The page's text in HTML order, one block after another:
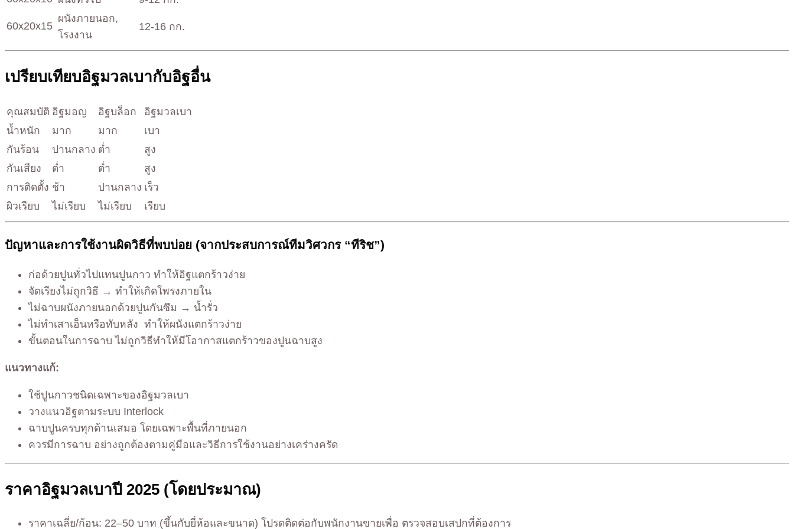
60x20x15
ผนังภายนอก,
โรงงาน
12-16 กก.
เปรียบเทียบอิฐมวลเบากับอิฐอื่น
คุณสมบัติ อิฐมอญ อิฐบล็อก
อิฐมวลเบา
น้ำหนัก
มาก มาก
เบา
กันร้อน
ปานกลาง ต่ำ
สูง
กันเสียง
ต่ำ ต่ำ
สูง
การติดตั้ง ช้า ปานกลาง เร็ว
ผิวเรียบ
ไม่เรียบ ไม่เรียบ เรียบ
ปัญหาและการใช้งานผิดวิธีที่พบบ่อย (จากประสบการณ์ทีมวิศวกร “ทีริช”)
ก่อด้วยปูนทั่วไปแทนปูนกาว ทำให้อิฐแตกร้าวง่าย
จัดเรียงไม่ถูกวิธี → ทำให้เกิดโพรงภายใน
ไม่ฉาบผนังภายนอกด้วยปูนกันซึม → น้ำรั่ว
ไม่ทำเสาเอ็นหรือทับหลัง ทำให้ผนังแตกร้าวง่าย
ขั้นตอนในการฉาบ ไม่ถูกวิธีทำให้มีโอากาสแตกร้าวของปูนฉาบสูง
แนวทางแก้:
ใช้ปูนกาวชนิดเฉพาะของอิฐมวลเบา
วางแนวอิฐตามระบบ Interlock
ฉาบปูนครบทุกด้านเสมอ โดยเฉพาะพื้นที่ภายนอก
ควรมีการฉาบ อย่างถูกต้องตามคู่มือและวิธีการใช้งานอย่างเคร่างครัด
ราคาอิฐมวลเบาปี 2025 (โดยประมาณ)
ราคาเฉลี่ย/ก้อน: 22–50 บาท (ขึ้นกับยี่ห้อและขนาด) โปรดติดต่อกับพนักงานขายเพื่อ ตรวจสอบเสปกที่ต้องการ